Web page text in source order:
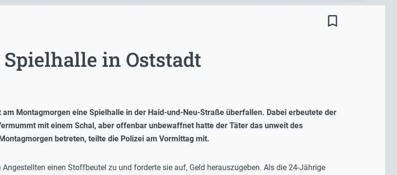
bookmark_border
in Oststadt
Montagmorgen eine Spielhalle in der Haid-und-Neu-Straße überfallen. Dabei erbeutete der
mit einem Schal, aber offenbar unbewaffnet hatte der Täter das unweit des
betreten, teilte die Polizei am Vormittag mit.
Angestellten einen Stoffbeutel zu und forderte sie auf, Geld herauszugeben. Als die 24-Jährige